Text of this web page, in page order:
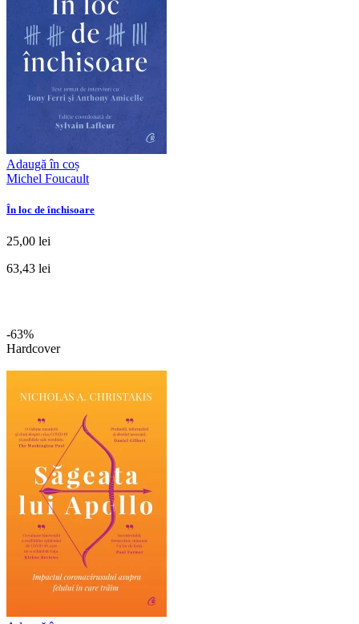
Adaugă în coș
Michel Foucault
În loc de închisoare
25,00 lei
63,43 lei
-63%
Hardcover